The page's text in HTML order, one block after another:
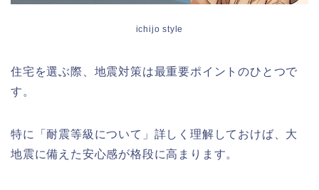
ichijo style
住宅を選ぶ際、地震対策は最重要ポイントのひとつで
す。
特に「耐震等級について」詳しく理解しておけば、大
地震に備えた安心感が格段に高まります。